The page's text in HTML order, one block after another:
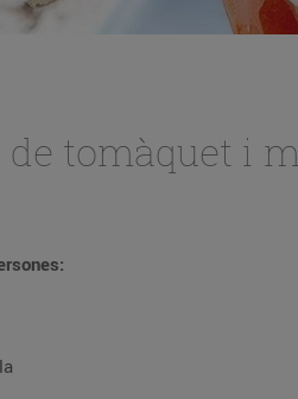
tomàquet i